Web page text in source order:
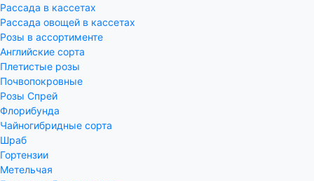
Рассада в кассетах
Рассада овощей в кассетах
Розы в ассортименте
Английские сорта
Плетистые розы
Почвопокровные
Розы Спрей
Флорибунда
Чайногибридные сорта
Шраб
Гортензии
Метельчая